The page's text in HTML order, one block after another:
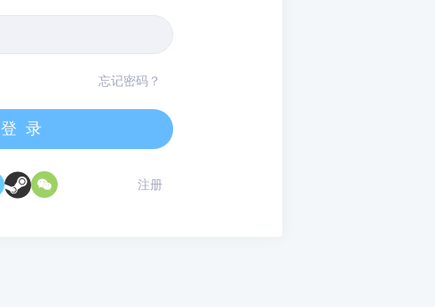
忘记密码？
登录
 注册